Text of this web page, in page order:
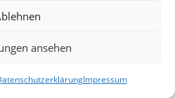
ansehen
Impressum
Daher sollen diese Vorgänge